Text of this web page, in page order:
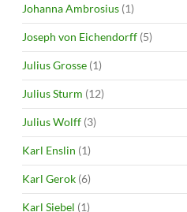
Johanna Ambrosius (1)
Joseph von Eichendorff (5)
Julius Grosse (1)
Julius Sturm (12)
Julius Wolff (3)
Karl Enslin (1)
Karl Gerok (6)
Karl Siebel (1)